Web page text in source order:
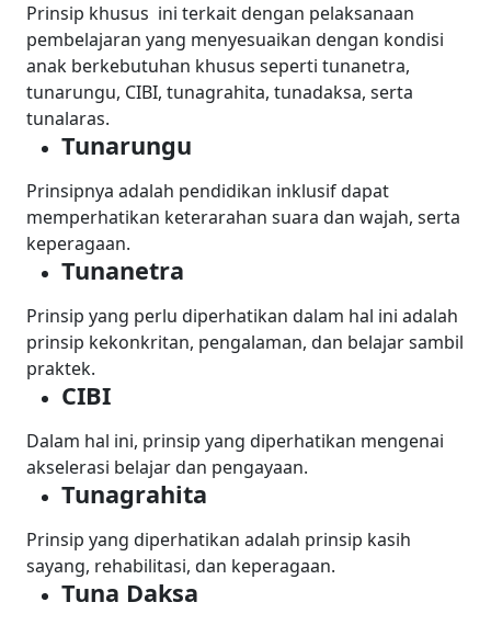
Prinsip khusus ini terkait dengan pelaksanaan
pembelajaran yang menyesuaikan dengan kondisi
anak berkebutuhan khusus seperti tunanetra,
tunarungu, CIBI, tunagrahita, tunadaksa, serta
tunalaras.
Tunarungu
Prinsipnya adalah pendidikan inklusif dapat
memperhatikan keterarahan suara dan wajah, serta
keperagaan.
Tunanetra
Prinsip yang perlu diperhatikan dalam hal ini adalah
prinsip kekonkritan, pengalaman, dan belajar sambil
praktek.
CIBI
Dalam hal ini, prinsip yang diperhatikan mengenai
akselerasi belajar dan pengayaan.
Tunagrahita
Prinsip yang diperhatikan adalah prinsip kasih
sayang, rehabilitasi, dan keperagaan.
Tuna Daksa